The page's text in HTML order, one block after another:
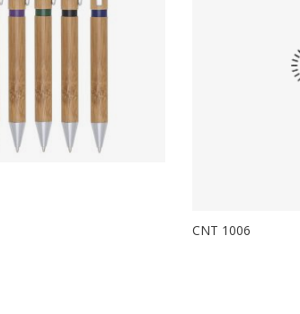
CNT 1006